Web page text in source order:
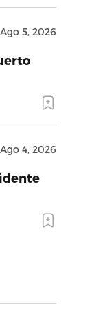
Ago 5, 2026
Ago 4, 2026